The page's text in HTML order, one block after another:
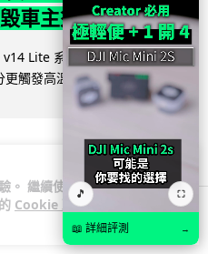
。 繼續使用
Cookie 政
車主須自費維修
Lite 系統，引發大量車主反
觸發高溫保護甚至直接燒
🎵 ⛶
📖 詳細評測 →